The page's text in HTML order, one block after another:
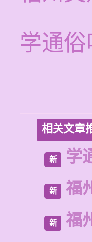
学通
相关文章
新 学
新 福
新 福